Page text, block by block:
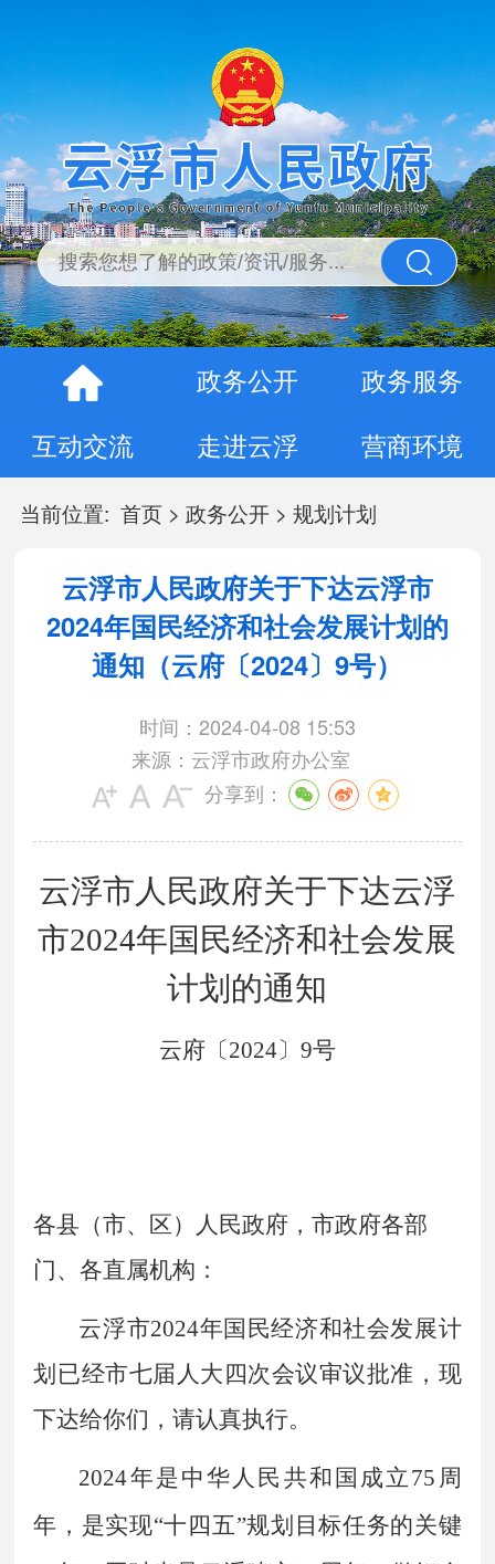
政务公开
政务服务
互动交流
走进云浮 营商环境
当前位置: 首页> 政务公开> 规划计划
云浮市人民政府关于下达云浮市
2024年国民经济和社会发展计划的
通知（云府〔2024〕9号）
时间：2024-04-08 15:53
来源：云浮市政府办公室
分享到：
云浮市人民政府关于下达云浮
市2024年国民经济和社会发展
计划的通知
云府〔2024〕 9号
各县（市、区）人民政府，市政府各部
门、各直属机构：
云浮市2024年国民经济和社会发展计
划已经市七届人大四次会议审议批准，现
下达给你们，请认真执行。
2024年是中华人民共和国成立 75 周
年， 是实现“十四五”规划目标任务的关键